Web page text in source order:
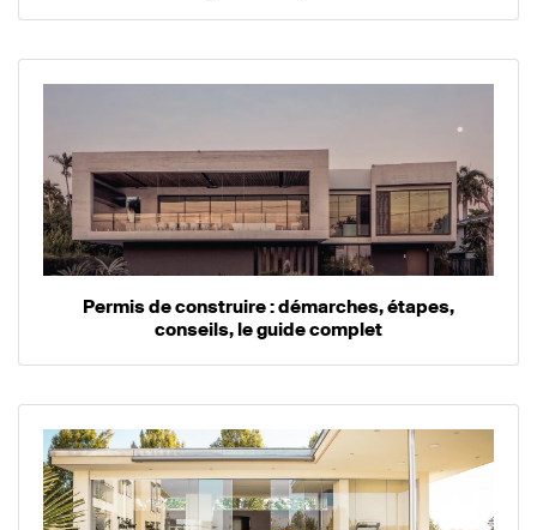
Permis de construire : démarches, étapes,
conseils, le guide complet